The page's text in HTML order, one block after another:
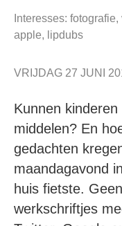
Interesses:
apple, lipdubs
VRIJDAG 27 JUNI
Kunnen
middelen? En
gedachten
maandagavond
huis fietste.
werkschriftjes